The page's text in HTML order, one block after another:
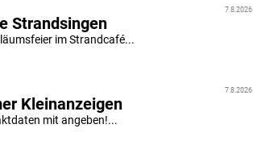
7.8.2026
Strandsingen
im Strandcafé...
7.8.2026
Kleinanzeigen
mit angeben!...